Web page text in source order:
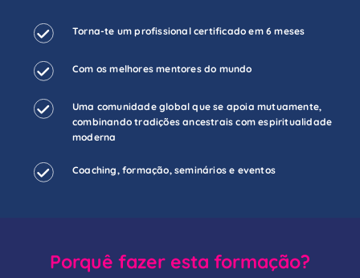
Torna-te um profissional certificado em 6 meses
Com os melhores mentores do mundo
Uma comunidade global que se apoia mutuamente,
combinando tradições ancestrais com espiritualidade
moderna
Coaching, formação, seminários e eventos
Porquê fazer esta formação?